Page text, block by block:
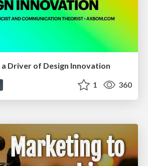
a Driver of Design Innovation
1 360